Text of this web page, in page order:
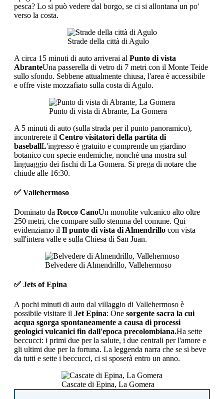
pesca? Lo si può vedere dal borgo, se ci si allontana un po'
verso la costa.
Strade della città di Agulo
A circa 15 minuti di auto arriverai al Punto di vista
AbranteUna passerella di vetro di 7 metri con il Monte Teide
sullo sfondo. Sebbene attualmente chiusa, l'area è accessibile
e offre viste mozzafiato sulla costa di Agulo.
Punto di vista di Abrante, La Gomera
A 5 minuti di auto (sulla strada per il punto panoramico),
incontrerete il Centro visitatori della partita di
baseballL'ingresso è gratuito e comprende un giardino
botanico con specie endemiche, nonché una mostra sul
linguaggio dei fischi di La Gomera. Si prega di notare che
chiude alle 16:30.
✅ Vallehermoso
Dominato da Rocco CanoUn monolite vulcanico alto oltre
250 metri, che compare sullo stemma del comune. Qui
evidenziamo il Il punto di vista di Almendrillo con vista
sull'intera valle e sulla Chiesa di San Juan.
Belvedere di Almendrillo, Vallehermoso
✅ Jets of Epina
A pochi minuti di auto dal villaggio di Vallehermoso è
possibile visitare il Jet Epina: One sorgente sacra la cui
acqua sgorga spontaneamente a causa di processi
geologici vulcanici fin dall'epoca precolombiana.Ha sette
beccucci: i primi due per la salute, i due centrali per l'amore e
gli ultimi due per la fortuna. La leggenda narra che se si beve
da tutti e sette i beccucci, ci si sposerà entro un anno.
Cascate di Epina, La Gomera